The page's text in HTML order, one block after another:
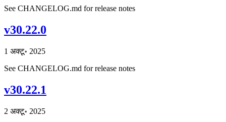
See CHANGELOG.md for release notes
v30.22.0
1 अक्टू॰ 2025
See CHANGELOG.md for release notes
v30.22.1
2 अक्टू॰ 2025